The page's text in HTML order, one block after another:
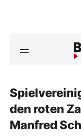
ktuelle
News
Anlageprodukte
den roten
Manfred